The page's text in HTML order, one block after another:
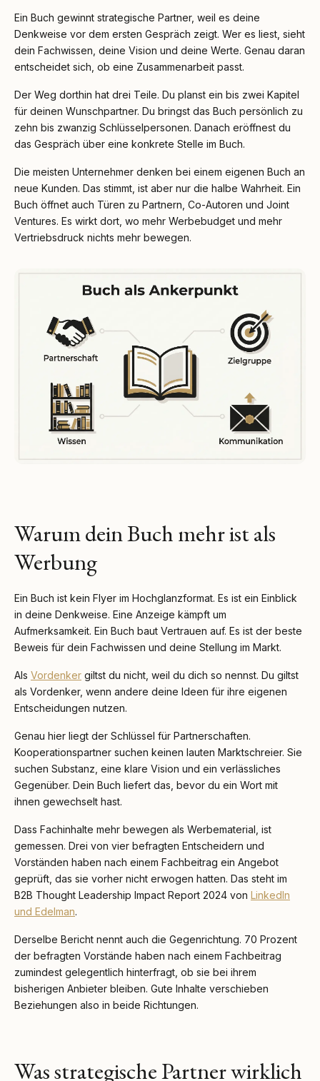
Ein Buch gewinnt strategische Partner, weil es deine
Denkweise vor dem ersten Gespräch zeigt. Wer es liest, sieht
dein Fachwissen, deine Vision und deine Werte. Genau daran
entscheidet sich, ob eine Zusammenarbeit passt.
Der Weg dorthin hat drei Teile. Du planst ein bis zwei Kapitel
für deinen Wunschpartner. Du bringst das Buch persönlich zu
zehn bis zwanzig Schlüsselpersonen. Danach eröffnest du
das Gespräch über eine konkrete Stelle im Buch.
Die meisten Unternehmer denken bei einem eigenen Buch an
neue Kunden. Das stimmt, ist aber nur die halbe Wahrheit. Ein
Buch öffnet auch Türen zu Partnern, Co-Autoren und Joint
Ventures. Es wirkt dort, wo mehr Werbebudget und mehr
Vertriebsdruck nichts mehr bewegen.
Warum dein Buch mehr ist als
Werbung
Ein Buch ist kein Flyer im Hochglanzformat. Es ist ein Einblick
in deine Denkweise. Eine Anzeige kämpft um
Aufmerksamkeit. Ein Buch baut Vertrauen auf. Es ist der beste
Beweis für dein Fachwissen und deine Stellung im Markt.
Als Vordenker giltst du nicht, weil du dich so nennst. Du giltst
als Vordenker, wenn andere deine Ideen für ihre eigenen
Entscheidungen nutzen.
Genau hier liegt der Schlüssel für Partnerschaften.
Kooperationspartner suchen keinen lauten Marktschreier. Sie
suchen Substanz, eine klare Vision und ein verlässliches
Gegenüber. Dein Buch liefert das, bevor du ein Wort mit
ihnen gewechselt hast.
Dass Fachinhalte mehr bewegen als Werbematerial, ist
gemessen. Drei von vier befragten Entscheidern und
Vorständen haben nach einem Fachbeitrag ein Angebot
geprüft, das sie vorher nicht erwogen hatten. Das steht im
B2B Thought Leadership Impact Report 2024 von LinkedIn
und Edelman.
Derselbe Bericht nennt auch die Gegenrichtung. 70 Prozent
der befragten Vorstände haben nach einem Fachbeitrag
zumindest gelegentlich hinterfragt, ob sie bei ihrem
bisherigen Anbieter bleiben. Gute Inhalte verschieben
Beziehungen also in beide Richtungen.
Was strategische Partner wirklich